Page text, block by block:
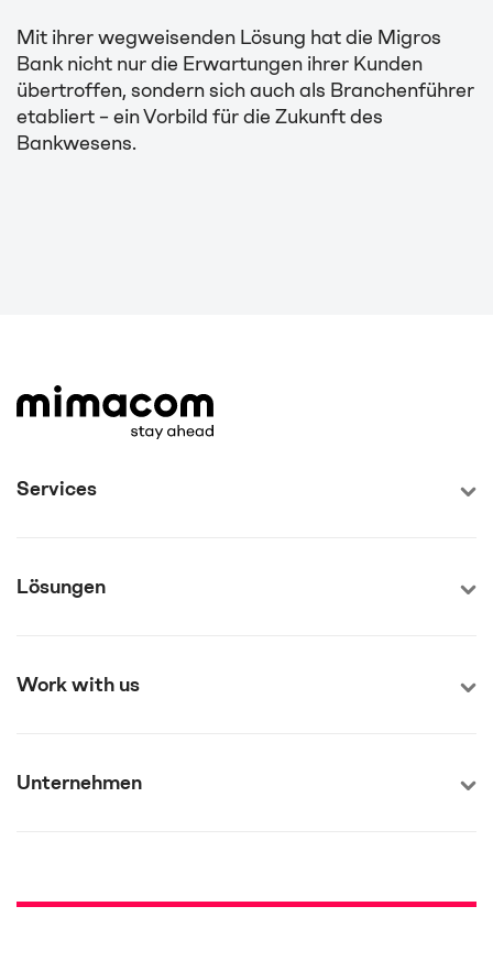
Mit ihrer wegweisenden Lösung hat die Migros
Bank nicht nur die Erwartungen ihrer Kunden
übertroffen, sondern sich auch als Branchenführer
etabliert – ein Vorbild für die Zukunft des
Bankwesens.
Services
Lösungen
Work with us
Unternehmen